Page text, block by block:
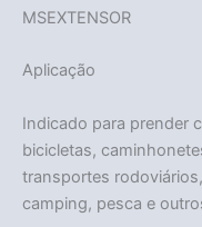
MSEXTENSOR
Aplicação
Indicado para prender
bicicletas,
transportes
camping, pesca e